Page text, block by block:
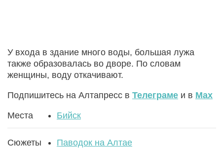
У входа в здание много воды, большая лужа
также образовалась во дворе. По словам
женщины, воду откачивают.
Подпишитесь на Алтапресс в Телеграме и в Max
Места Бийск
Сюжеты
Паводок на Алтае